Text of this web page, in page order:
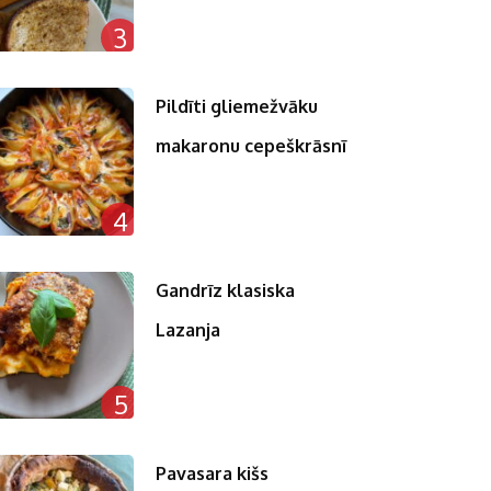
3
4
Pildīti gliemežvāku
makaronu cepeškrāsnī
5
Gandrīz klasiska
Lazanja
Pavasara kišs